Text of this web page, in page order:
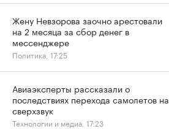
Жену Невзорова заочно арестовали
на 2 месяца за сбор денег в
мессенджере
Политика, 17:25
Авиаэксперты рассказали о
последствиях перехода самолетов на
сверхзвук
Технологии и медиа, 17:23